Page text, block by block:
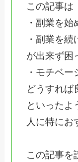
この記事は
・副業を
・副業を
が出来ず困
・モチベー
どうすれば
といったよ
人に特にお
この記事を